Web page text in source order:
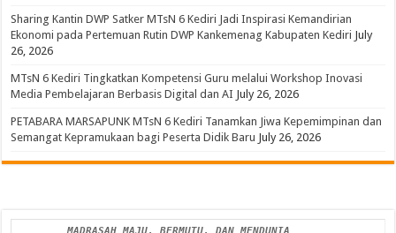
Sharing Kantin DWP Satker MTsN 6 Kediri Jadi Inspirasi Kemandirian
Ekonomi pada Pertemuan Rutin DWP Kankemenag Kabupaten Kediri July
26, 2026
MTsN 6 Kediri Tingkatkan Kompetensi Guru melalui Workshop Inovasi
Media Pembelajaran Berbasis Digital dan AI July 26, 2026
PETABARA MARSAPUNK MTsN 6 Kediri Tanamkan Jiwa Kepemimpinan dan
Semangat Kepramukaan bagi Peserta Didik Baru July 26, 2026